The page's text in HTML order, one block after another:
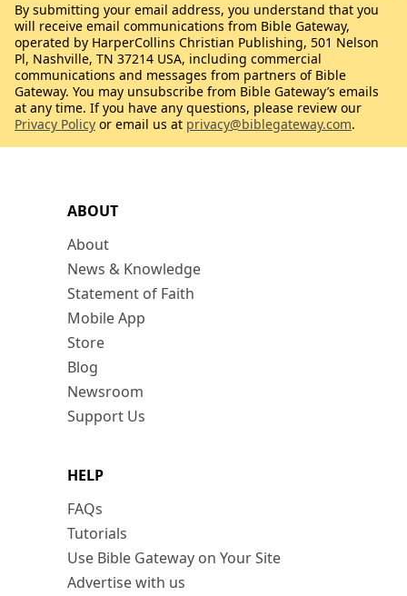
ABOUT
About
News & Knowledge
Statement of Faith
Mobile App
Store
Blog
Newsroom
Support Us
HELP
FAQs
Tutorials
Use Bible Gateway on Your Site
Advertise with us
By submitting your email address, you understand that you
will receive email communications from Bible Gateway,
operated by HarperCollins Christian Publishing, 501 Nelson
Pl, Nashville, TN 37214 USA, including commercial
communications and messages from partners of Bible
Gateway. You may unsubscribe from Bible Gateway’s emails
at any time. If you have any questions, please review our
Privacy Policy or email us at privacy@biblegateway.com.